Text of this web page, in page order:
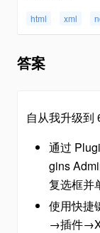
html xml
答案
自从我升级到
通过
gins
复选框并
使用快捷
→插件